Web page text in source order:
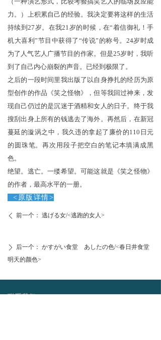
力。）上积累自己的经验。我决定要将这样的生活
持续到27岁。 在我21岁的时候，在“着信御礼！手
机大喜利”节目中获得了“传说”的称号。24岁时成
为了人气艺人广播节目的作家。 但是25岁时，我听
到了自己内心崩裂的声音。已经到极限了。
之后的一段时间里我出版了以自身挣扎的经历为原
型创作的作品 《笑之怪物》，但等我回过神来，发
现自己仍过的是沉迷于酒精和女人的日子。终于我
搜刮出身上所有的钱逃去了海外。再然后，在新冠
蔓延的漩涡之中，我久违的拿起了廉价的110日元
的圆珠笔。再次用段子把空白的笔记本填满成黑
色。
绝望。逃亡。一缕希望。可能这就是《笑之怪物》
的作者，最高水平的一册。
< 原版 详情>
ꄴ 前一个： 逃げる女/<逃跑的女人>
ꄲ 后一个： かすがい食堂 あしたの色/<春日井食堂
明天的颜色>